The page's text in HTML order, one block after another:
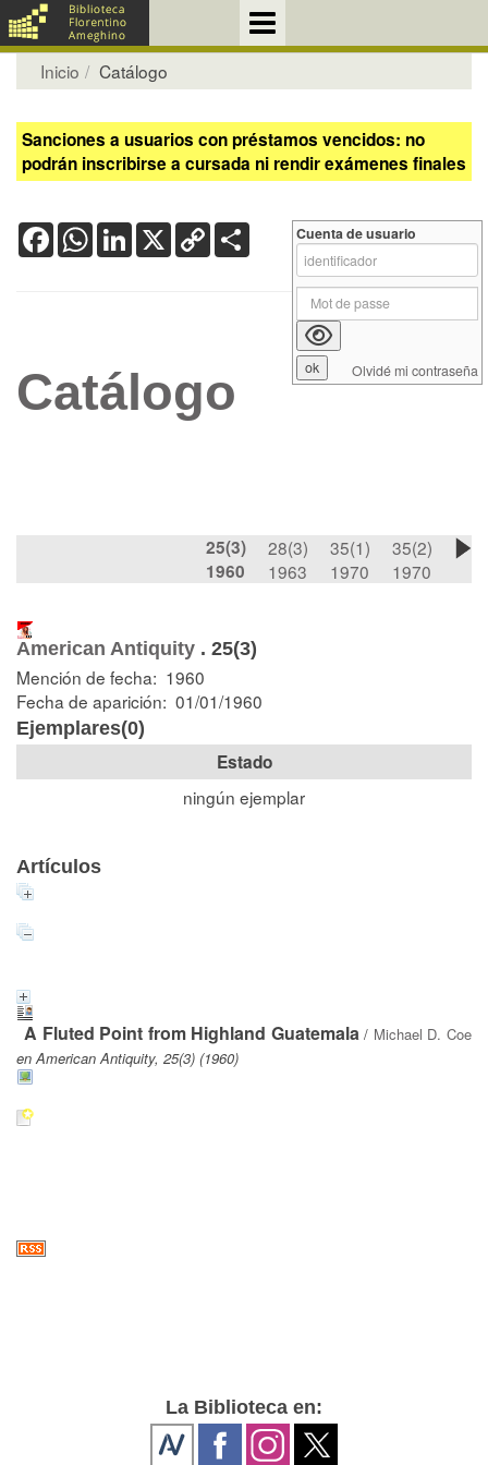
Inicio Catálogo
Sanciones a usuarios con préstamos vencidos: no
podrán inscribirse a cursada ni rendir exámenes finales
FacebookWhatsApp
LinkedIn
X Copy
Link
Catálogo
25(3)
1960
28(3)
1963
35(1)
1970
35(2)
1970
American Antiquity . 25(3)
Mención de fecha: 1960
Fecha de aparición: 01/01/1960
Ejemplares(0)
Estado
ningún ejemplar
Artículos
A Fluted Point from Highland Guatemala/ Michael D. Coe
en American Antiquity, 25(3) (1960)
Cuenta de usuario
Olvidé mi contraseña
La Biblioteca en: